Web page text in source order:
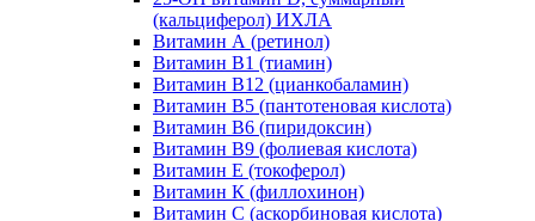
(кальциферол) ИХЛА
Витамин А (ретинол)
Витамин В1 (тиамин)
Витамин В12 (цианкобаламин)
Витамин В5 (пантотеновая кислота)
Витамин В6 (пиридоксин)
Витамин В9 (фолиевая кислота)
Витамин Е (токоферол)
Витамин К (филлохинон)
Витамин С (аскорбиновая кислота)